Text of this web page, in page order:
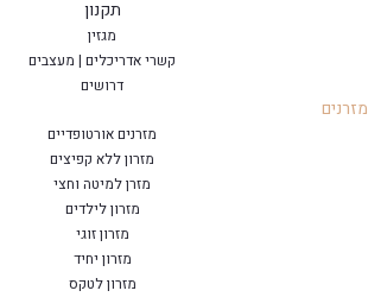
תקנון
מגזין
קשרי אדריכלים | מעצבים
דרושים
מזרנים אורטופדיים
מזרון ללא קפיצים
מזרן למיטה וחצי
מזרון לילדים
מזרון זוגי
מזרון יחיד
מזרון לטקס